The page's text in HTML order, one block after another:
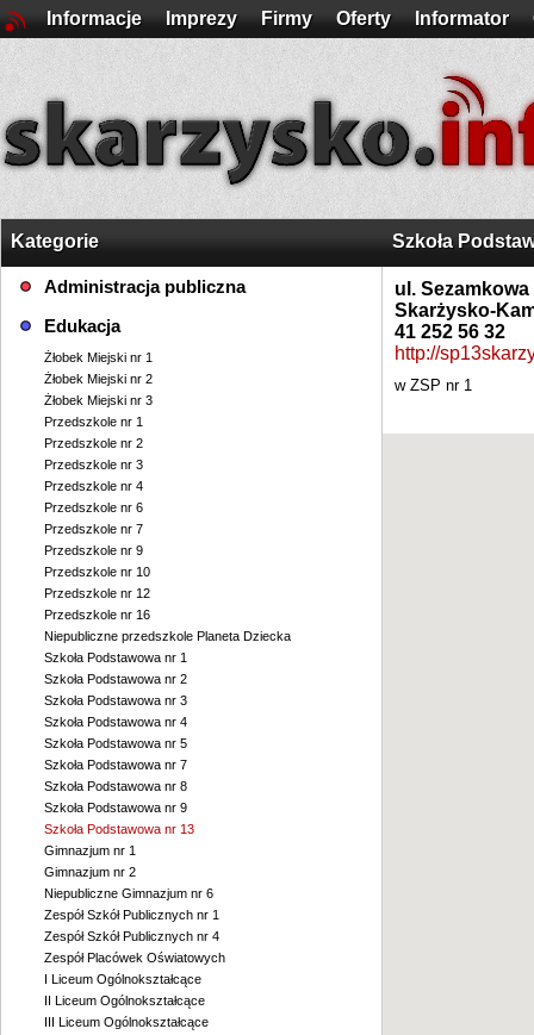
Informacje Imprezy Firmy Oferty Informator
Kategorie
Administracja publiczna
Edukacja
Żłobek Miejski nr 1
Żłobek Miejski nr 2
Żłobek Miejski nr 3
Przedszkole nr 1
Przedszkole nr 2
Przedszkole nr 3
Przedszkole nr 4
Przedszkole nr 6
Przedszkole nr 7
Przedszkole nr 9
Przedszkole nr 10
Przedszkole nr 12
Przedszkole nr 16
Niepubliczne przedszkole Planeta Dziecka
Szkoła Podstawowa nr 1
Szkoła Podstawowa nr 2
Szkoła Podstawowa nr 3
Szkoła Podstawowa nr 4
Szkoła Podstawowa nr 5
Szkoła Podstawowa nr 7
Szkoła Podstawowa nr 8
Szkoła Podstawowa nr 9
Szkoła Podstawowa nr 13
Gimnazjum nr 1
Gimnazjum nr 2
Niepubliczne Gimnazjum nr 6
Zespół Szkół Publicznych nr 1
Zespół Szkół Publicznych nr 4
Zespół Placówek Oświatowych
I Liceum Ogólnokształcące
II Liceum Ogólnokształcące
III Liceum Ogólnokształcące
Szkoła
ul. Sezamkowa
Skarżysko-
41 252 56 32
http://
w ZSP nr 1